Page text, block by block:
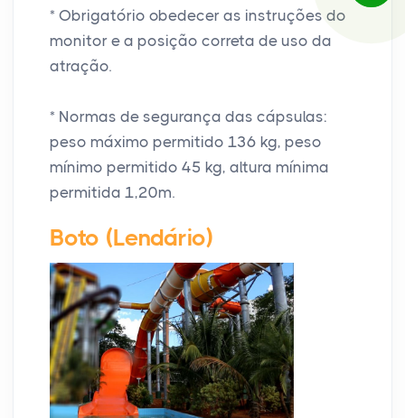
* Obrigatório obedecer as instruções do
monitor e a posição correta de uso da
atração.
* Normas de segurança das cápsulas:
peso máximo permitido 136 kg, peso
mínimo permitido 45 kg, altura mínima
permitida 1,20m.
Boto (Lendário)